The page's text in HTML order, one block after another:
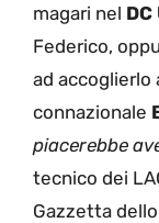
magari nel
Federico,
ad accoglierlo
connazionale
piacerebbe
tecnico dei
Gazzetta